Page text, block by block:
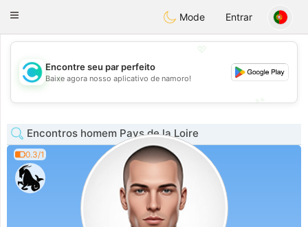
olombiaCitas
Toggle
Mode Entrar
💖
💕
Encontre seu par perfeito
Baixe agora nosso aplicativo de namoro!
Encontros homem Pays de la Loire
0.3/1